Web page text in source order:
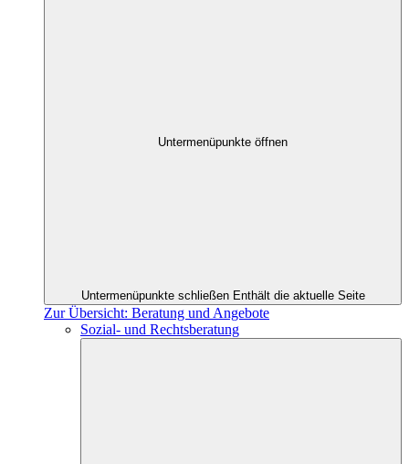
Untermenüpunkte öffnen
Untermenüpunkte schließen Enthält die aktuelle Seite
Zur Übersicht: Beratung und Angebote
Sozial- und Rechtsberatung